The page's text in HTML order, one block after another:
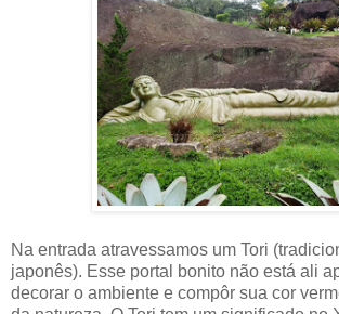
Na entrada atravessamos um Tori
japonês). Esse portal bonito não está ali
decorar o ambiente e compôr sua cor